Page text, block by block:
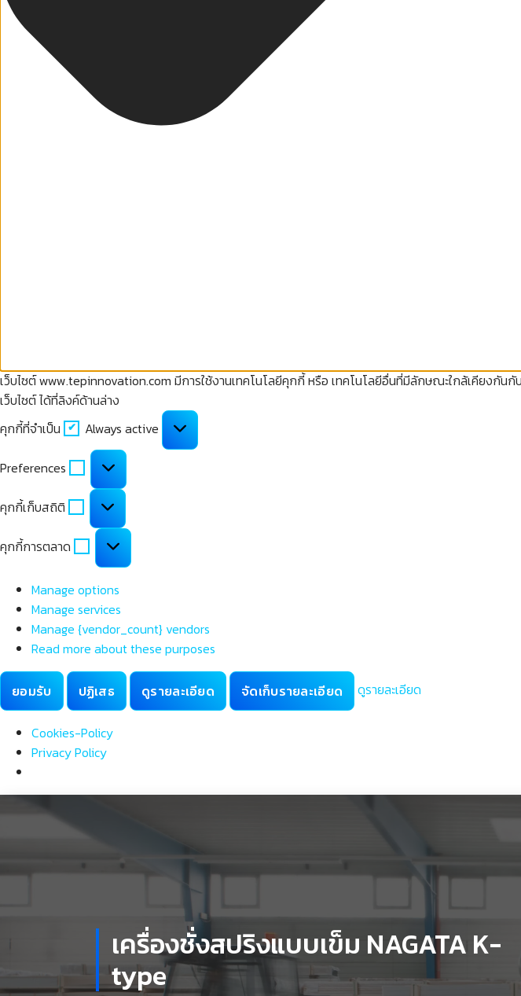
เว็บไซต์ www.tepinnovation.com มีการใช้งานเทคโนโลยีคุกกี้ หรือ เทคโนโลยีอื่นที่มีลักษณะใกล้เคียงกัน
เว็บไซต์ ได้ที่ลิงค์ด้านล่าง
คุกกี้ที่จำเป็น
ที่
จำเป็น
Always active
Preferences Preferences
คุกกี้เก็บสถิติ
คุกกี้
เก็บ
สถิติ
คุกกี้การตลาด
คุกกี้
การ
Manage options
Manage services
Manage {vendor_count} vendors
Read more about these purposes
ยอมรับ ปฏิเสธ ดูรายละเอียด จัดเก็บรายละเอียด ดูรายละเอียด
Cookies-Policy
Privacy Policy
เครื่องชั่งสปริงแบบเข็ม NAGATA K-
type